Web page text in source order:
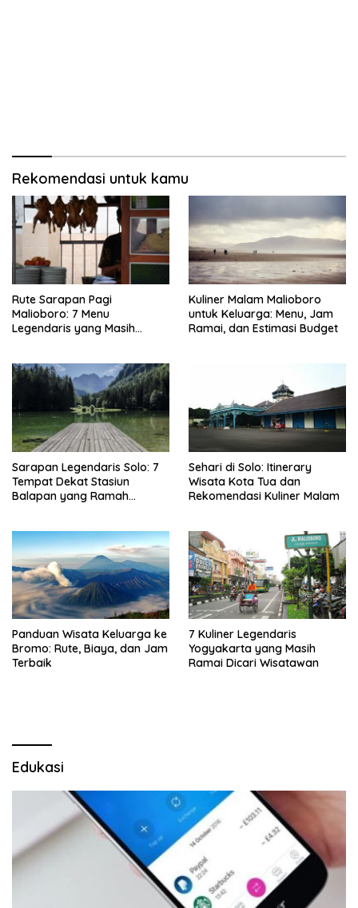
Rekomendasi untuk kamu
Rute Sarapan Pagi
Malioboro: 7 Menu
Legendaris yang Masih
Kuliner Malam Malioboro
untuk Keluarga: Menu, Jam
Ramai, dan Estimasi Budget
Sarapan Legendaris Solo: 7
Tempat Dekat Stasiun
Balapan yang Ramah
Sehari di Solo: Itinerary
Wisata Kota Tua dan
Rekomendasi Kuliner Malam
Panduan Wisata Keluarga ke
Bromo: Rute, Biaya, dan Jam
Terbaik
7 Kuliner Legendaris
Yogyakarta yang Masih
Ramai Dicari Wisatawan
Edukasi